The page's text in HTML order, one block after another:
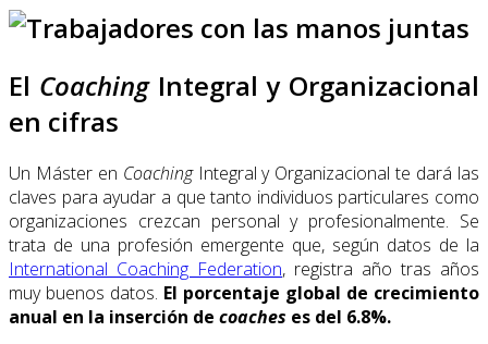
El CoachingIntegral y Organizacional
en cifras
Un Máster en CoachingIntegral y Organizacional te dará las
claves para ayudar a que tanto individuos particulares como
organizaciones crezcan personal y profesionalmente. Se
trata de una profesión emergente que, según datos de la
International Coaching Federation, registra año tras años
muy buenos datos. El porcentaje global de crecimiento
anual en la inserción de coaches es del 6.8%.